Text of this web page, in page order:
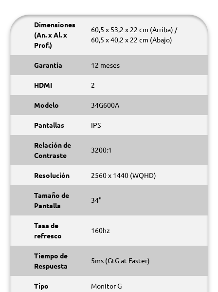
Dimensiones
(An. x Al. x
Prof.)
60,5 x 53,2 x 22 cm (Arriba) /
60,5 x 40,2 x 22 cm (Abajo)
Garantía 12 meses
HDMI 2
Modelo 34G600A
Pantallas IPS
Relación de
Contraste
3200:1
Resolución 2560 x 1440 (WQHD)
Tamaño de
Pantalla
34"
Tasa de
refresco
160hz
Tiempo de
Respuesta
5ms (GtG at Faster)
Tipo Monitor G